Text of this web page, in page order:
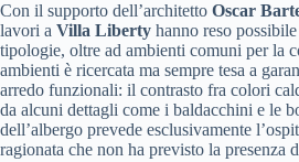
Con il supporto dell’architetto Oscar
lavori a Villa Liberty hanno reso
tipologie, oltre ad ambienti comuni per la
ambienti è ricercata ma sempre tesa a
arredo funzionali: il contrasto fra colori
da alcuni dettagli come i baldacchini e le
dell’albergo prevede esclusivamente
ragionata che non ha previsto la presenza